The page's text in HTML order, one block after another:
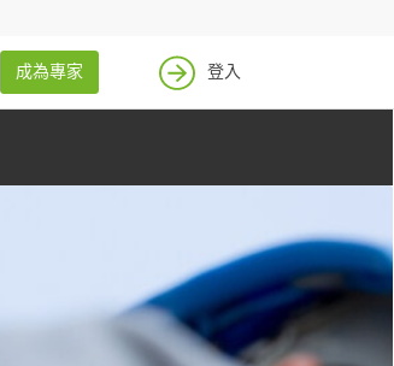
成為專家 登入